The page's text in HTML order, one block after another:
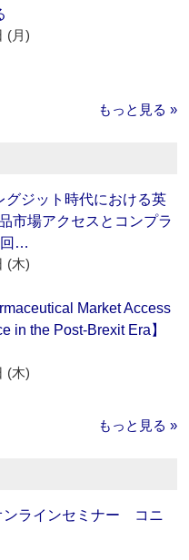
(月)
もっと見る »
グジット時代における英
市場アクセスとコンプラ
回…
(木)
Market Access
in the Post-Brexit Era】
(木)
もっと見る »
ンラインセミナー コニ